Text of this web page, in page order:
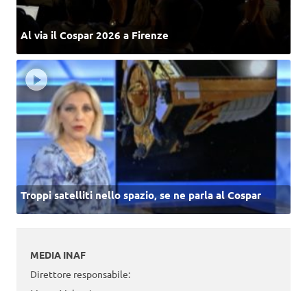
Al via il Cospar 2026 a Firenze
Troppi satelliti nello spazio, se ne parla al Cospar
MEDIA INAF
Direttore responsabile: